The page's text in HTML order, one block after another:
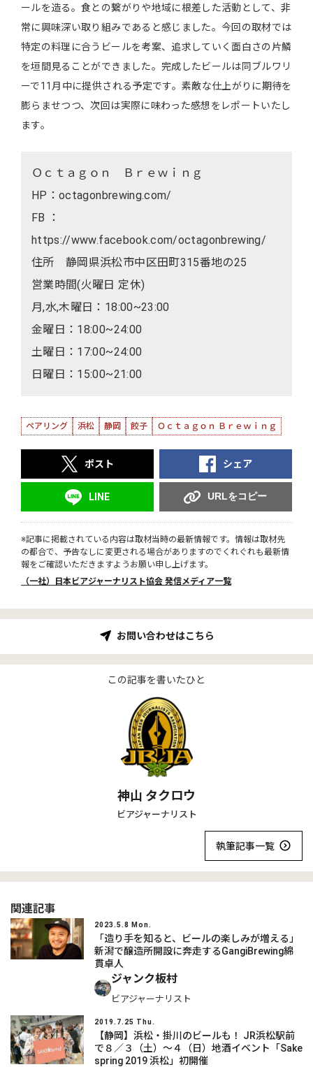
ールを造る。食との繋がりや地域に根差した活動として、非
常に興味深い取り組みであると感じました。今回の取材では
特定の料理に合うビールを考案、追求していく面白さの片鱗
を垣間見ることができました。完成したビールは同ブルワリ
ーで11月中に提供される予定です。素敵な仕上がりに期待を
膨らませつつ、次回は実際に味わった感想をレポートいたし
ます。
Ｏｃｔａｇｏｎ Ｂｒｅｗｉｎｇ
HP：octagonbrewing.com/
FB ：
https://www.facebook.com/octagonbrewing/
住所 静岡県浜松市中区田町315番地の25
営業時間(火曜日 定休)
月,水,木曜日：18:00~23:00
金曜日：18:00~24:00
土曜日：17:00~24:00
日曜日：15:00~21:00
ペアリング 浜松 静岡 餃子 Ｏｃｔａｇｏｎ Ｂｒｅｗｉｎｇ
ポスト シェア
LINE URLをコピー
※記事に掲載されている内容は取材当時の最新情報です。情報は取材先
の都合で、予告なしに変更される場合がありますのでくれぐれも最新情
報をご確認いただきますようお願い申し上げます。
（一社）日本ビアジャーナリスト協会 発信メディア一覧
お問い合わせはこちら
この記事を書いたひと
神山 タクロウ
ビアジャーナリスト
執筆記事一覧
関連記事
2023.5.8 Mon.
「造り手を知ると、ビールの楽しみが増える」
新潟で醸造所開設に奔走するGangiBrewing綿
貫卓人
ジャンク板村
ビアジャーナリスト
2019.7.25 Thu.
【静岡】浜松・掛川のビールも！ JR浜松駅前
で８／３（土）～４（日）地酒イベント「Sake
spring 2019 浜松」初開催